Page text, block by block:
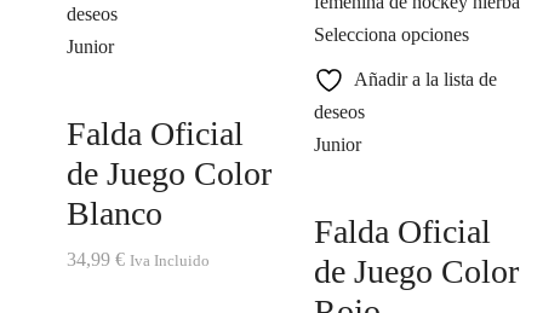
deseos
Junior
Falda Oficial
de Juego Color
Blanco
34,99 € Iva Incluido
Selecciona opciones
Añadir a la lista de
deseos
Junior
Falda Oficial
de Juego Color